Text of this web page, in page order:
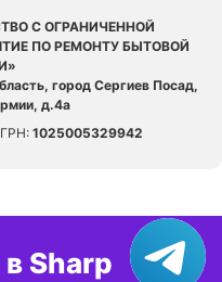
С ОГРАНИЧЕННОЙ
ПО РЕМОНТУ БЫТОВОЙ
город Сергиев Посад,
д.4а
1025005329942
Sharp